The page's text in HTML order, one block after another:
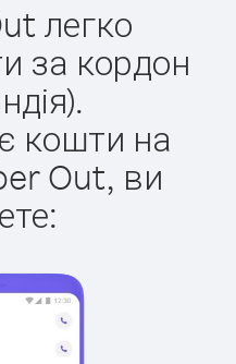
легко
за кордон
кошти на
Out, ви